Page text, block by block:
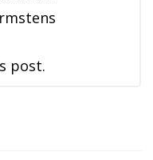
post.